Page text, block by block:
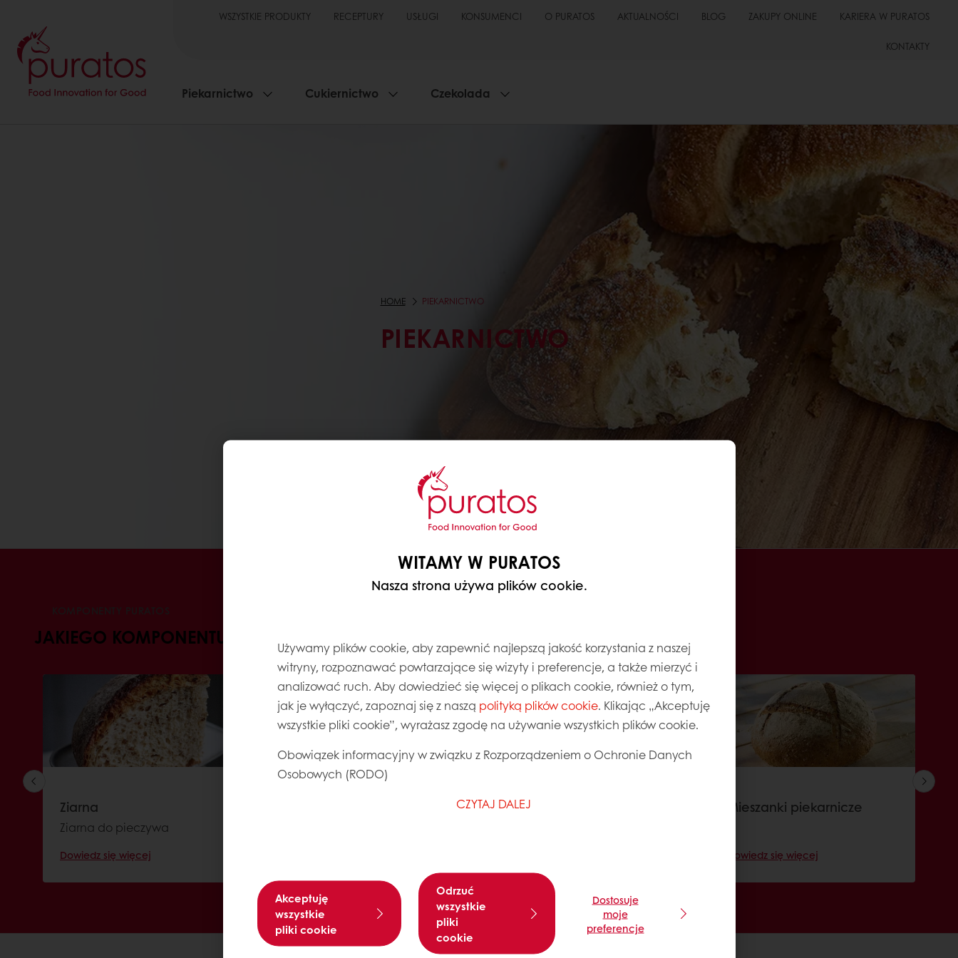
WSZYSTKIE PRODUKTY RECEPTURY USŁUGI KONSUMENCI O PURATOS AKTUALNOŚCI BLOG ZAKUPY ONLINE KARIERA W PURATOS
KONTAKTY
Piekarnictwo Cukiernictwo Czekolada
HOME PIEKARNICTWO
PIEKARNICTWO
JAKIEGO KOMPONENTU POTRZEBUJESZ?
Ziarna
Ziarna do pieczywa
Dowiedz się więcej
Zakwasy i aktywny
Mieszanki piekarnicze
Dowiedz się więcej
WITAMY W PURATOS
Nasza strona używa plików cookie.
Używamy plików cookie, aby zapewnić najlepszą jakość korzystania z naszej
witryny, rozpoznawać powtarzające się wizyty i preferencje, a także mierzyć i
analizować ruch. Aby dowiedzieć się więcej o plikach cookie, również o tym,
jak je wyłączyć, zapoznaj się z naszą polityką plików cookie. Klikając „Akceptuję
wszystkie pliki cookie”, wyrażasz zgodę na używanie wszystkich plików cookie.
Obowiązek informacyjny w związku z Rozporządzeniem o Ochronie Danych
Osobowych (RODO)
CZYTAJ DALEJ
Akceptuję
wszystkie
pliki cookie
Odrzuć
wszystkie
pliki
cookie
Dostosuje
moje
preferencje